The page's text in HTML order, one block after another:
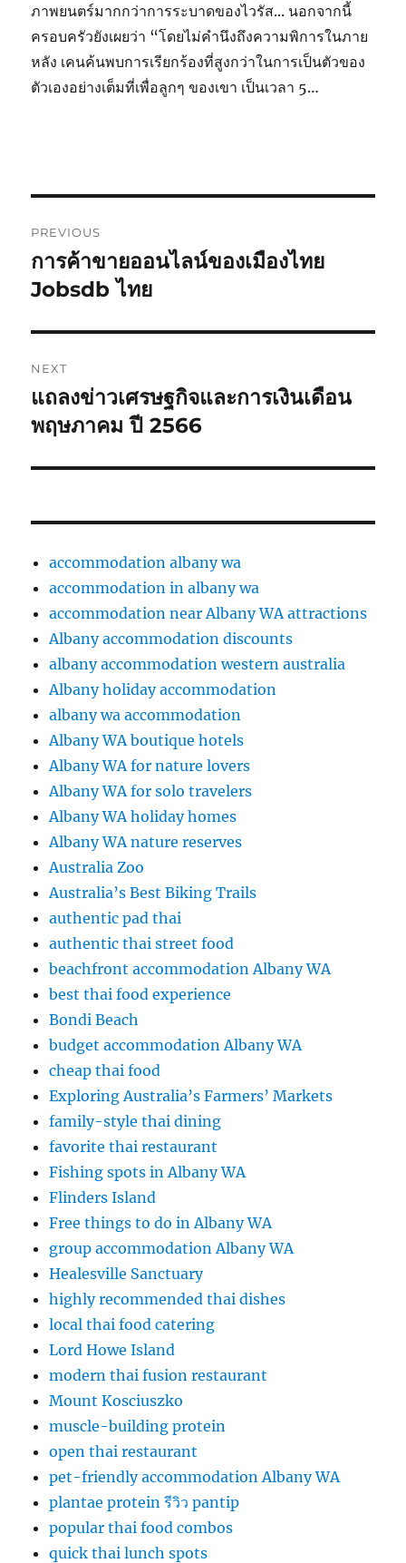
ภาพยนตร์มากกว่าการระบาดของไวรัส... นอกจากนี้
ครอบครัวยังเผยว่า “โดยไม่คำนึงถึงความพิการในภาย
หลัง เคนค้นพบการเรียกร้องที่สูงกว่าในการเป็นตัวของ
ตัวเองอย่างเต็มที่เพื่อลูกๆ ของเขา เป็นเวลา 5…
navigation
PREVIOUS
Previous
post:
การค้าขายออนไลน์ของเมืองไทย
Jobsdb ไทย
NEXT
Next
post:
แถลงข่าวเศรษฐกิจและการเงินเดือน
พฤษภาคม ปี 2566
accommodation albany wa
accommodation in albany wa
accommodation near Albany WA attractions
Albany accommodation discounts
albany accommodation western australia
Albany holiday accommodation
albany wa accommodation
Albany WA boutique hotels
Albany WA for nature lovers
Albany WA for solo travelers
Albany WA holiday homes
Albany WA nature reserves
Australia Zoo
Australia’s Best Biking Trails
authentic pad thai
authentic thai street food
beachfront accommodation Albany WA
best thai food experience
Bondi Beach
budget accommodation Albany WA
cheap thai food
Exploring Australia’s Farmers’ Markets
family-style thai dining
favorite thai restaurant
Fishing spots in Albany WA
Flinders Island
Free things to do in Albany WA
group accommodation Albany WA
Healesville Sanctuary
highly recommended thai dishes
local thai food catering
Lord Howe Island
modern thai fusion restaurant
Mount Kosciuszko
muscle-building protein
open thai restaurant
pet-friendly accommodation Albany WA
plantae protein รีวิว pantip
popular thai food combos
quick thai lunch spots